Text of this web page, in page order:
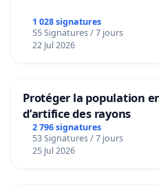
1 028 signatures
55 Signatures / 7 jours
22 Jul 2026
Protéger la population
d’artifice des rayons
2 796 signatures
53 Signatures / 7 jours
25 Jul 2026